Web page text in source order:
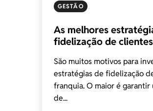
GESTÃO
As melhores
fidelização de
São muitos motivos para
estratégias de fidelização
franquia. O maior é garantir
de...